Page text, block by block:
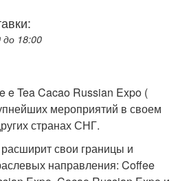
18:00
e Tea Cacao Russian Expo (
мероприятий в своем
странах СНГ.
свои границы и
направления: Coffee